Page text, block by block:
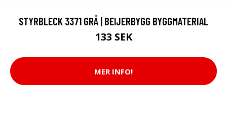
STYRBLECK 3371 GRÅ | BEIJERBYGG BYGGMATERIAL
133 SEK
MER INFO!